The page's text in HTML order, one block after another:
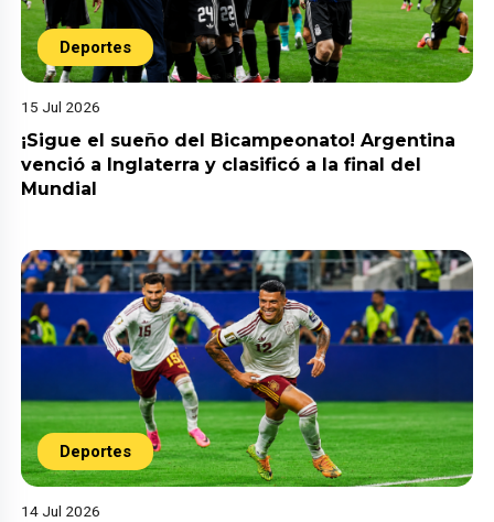
Deportes
15 Jul 2026
¡Sigue el sueño del Bicampeonato! Argentina
venció a Inglaterra y clasificó a la final del
Mundial
Deportes
14 Jul 2026